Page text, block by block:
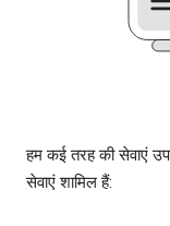
हम कई तरह की सेवाएं
सेवाएं शामिल हैं: